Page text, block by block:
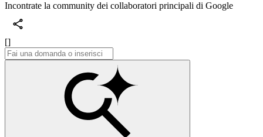
Incontrate la community dei collaboratori principali di Google
[]